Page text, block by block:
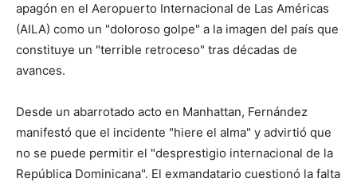
apagón en el Aeropuerto Internacional de Las Américas
(AILA) como un "doloroso golpe" a la imagen del país que
constituye un "terrible retroceso" tras décadas de
avances.
Desde un abarrotado acto en Manhattan, Fernández
manifestó que el incidente "hiere el alma" y advirtió que
no se puede permitir el "desprestigio internacional de la
República Dominicana". El exmandatario cuestionó la falta